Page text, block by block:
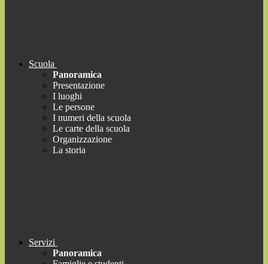
Scuola
Panoramica
Presentazione
I luoghi
Le persone
I numeri della scuola
Le carte della scuola
Organizzazione
La storia
Servizi
Panoramica